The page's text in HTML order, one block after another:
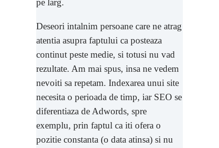
pe larg.
Deseori intalnim persoane care ne atrag
atentia asupra faptului ca posteaza
continut peste medie, si totusi nu vad
rezultate. Am mai spus, insa ne vedem
nevoiti sa repetam. Indexarea unui site
necesita o perioada de timp, iar SEO se
diferentiaza de Adwords, spre
exemplu, prin faptul ca iti ofera o
pozitie constanta (o data atinsa) si nu